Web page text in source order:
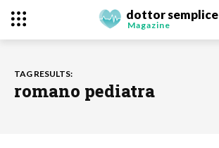
dottor semplice
Magazine
TAG RESULTS:
romano pediatra